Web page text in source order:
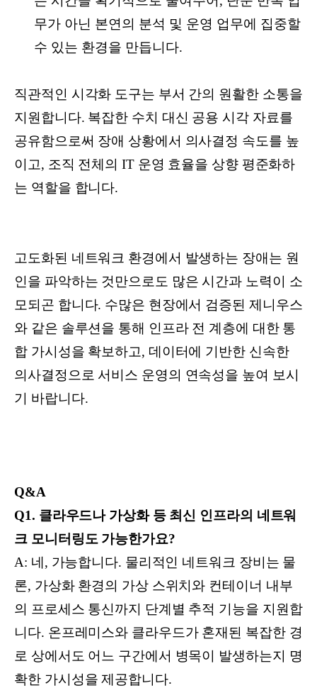
무가 아닌 본연의 분석 및 운영 업무에 집중할
수 있는 환경을 만듭니다.
직관적인 시각화 도구는 부서 간의 원활한 소통을
지원합니다. 복잡한 수치 대신 공용 시각 자료를
공유함으로써 장애 상황에서 의사결정 속도를 높
이고, 조직 전체의 IT 운영 효율을 상향 평준화하
는 역할을 합니다.
고도화된 네트워크 환경에서 발생하는 장애는 원
인을 파악하는 것만으로도 많은 시간과 노력이 소
모되곤 합니다. 수많은 현장에서 검증된 제니우스
와 같은 솔루션을 통해 인프라 전 계층에 대한 통
합 가시성을 확보하고, 데이터에 기반한 신속한
의사결정으로 서비스 운영의 연속성을 높여 보시
기 바랍니다.
Q&A
Q1. 클라우드나 가상화 등 최신 인프라의 네트워
크 모니터링도 가능한가요?
A: 네, 가능합니다. 물리적인 네트워크 장비는 물
론, 가상화 환경의 가상 스위치와 컨테이너 내부
의 프로세스 통신까지 단계별 추적 기능을 지원합
니다. 온프레미스와 클라우드가 혼재된 복잡한 경
로 상에서도 어느 구간에서 병목이 발생하는지 명
확한 가시성을 제공합니다.